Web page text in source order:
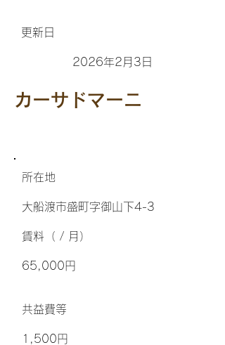
更新日
2026年2月3日
カーサドマーニ
所在地
大船渡市盛町字御山下4-3
​賃料（ / 月）
65,000円
​共益費等
1,500円